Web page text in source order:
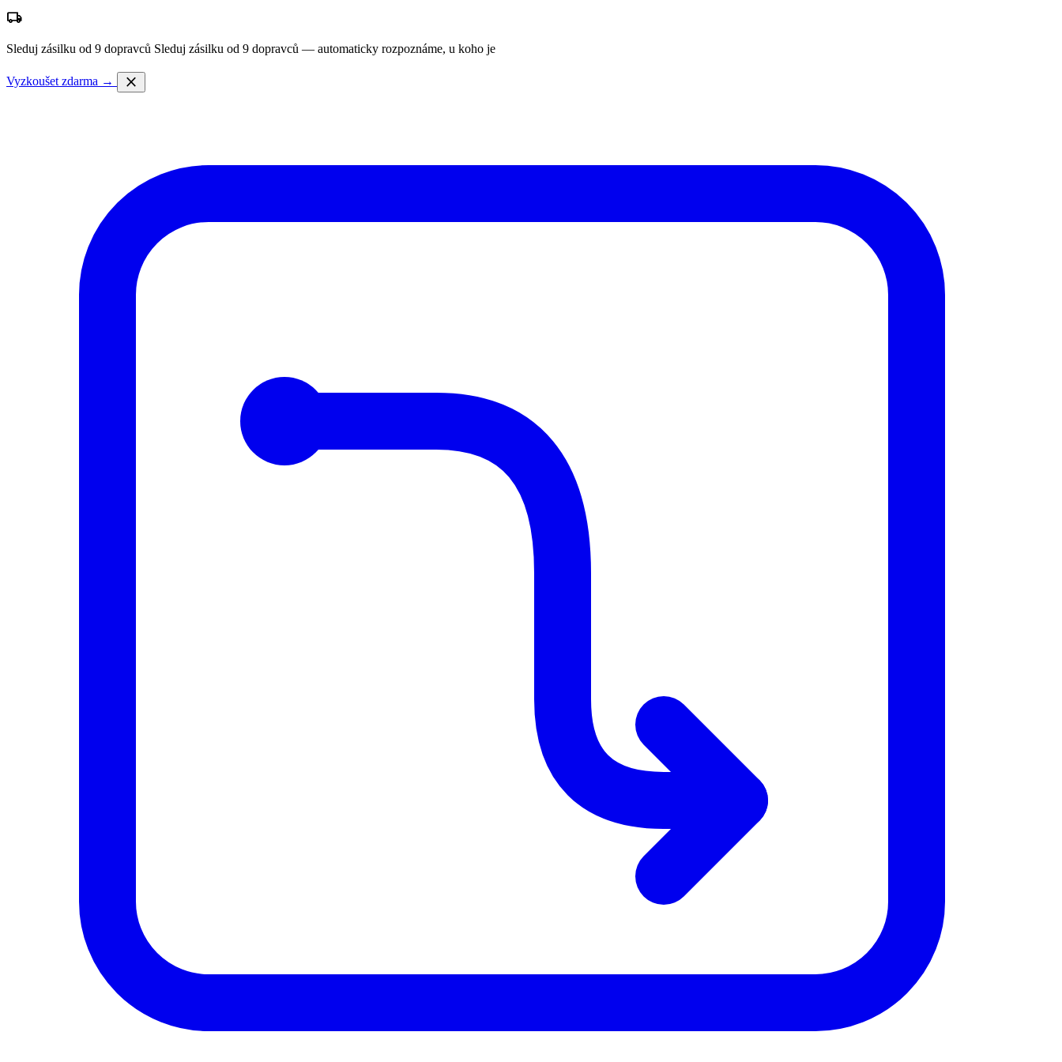
local_shipping
Sleduj zásilku od 9 dopravců Sleduj zásilku od 9 dopravců — automaticky rozpoznáme, u koho je
Vyzkoušet zdarma → close